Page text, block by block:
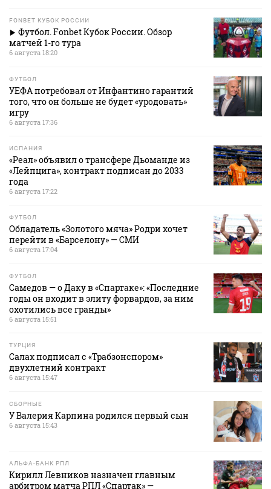
FONBET КУБОК РОССИИ
Футбол. Fonbet Кубок России. Обзор
матчей 1-го тура
6 августа 18:20
ФУТБОЛ
УЕФА потребовал от Инфантино гарантий
того, что он больше не будет «уродовать»
игру
6 августа 17:36
ИСПАНИЯ
«Реал» объявил о трансфере Дьоманде из
«Лейпцига», контракт подписан до 2033
года
6 августа 17:22
ФУТБОЛ
Обладатель «Золотого мяча» Родри хочет
перейти в «Барселону» — СМИ
6 августа 17:04
ФУТБОЛ
Самедов — о Даку в «Спартаке»: «Последние
годы он входит в элиту форвардов, за ним
охотились все гранды»
6 августа 15:51
ТУРЦИЯ
Салах подписал с «Трабзонспором»
двухлетний контракт
6 августа 15:47
СБОРНЫЕ
У Валерия Карпина родился первый сын
6 августа 15:43
АЛЬФА-БАНК РПЛ
Кирилл Левников назначен главным
арбитром матча РПЛ «Спартак» —